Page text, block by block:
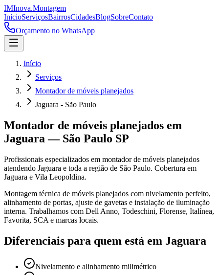
IMInova.Montagem
InícioServiçosBairrosCidadesBlogSobreContato
Orçamento no WhatsApp
Início
Serviços
Montador de móveis planejados
Jaguara - São Paulo
Montador de móveis planejados em
Jaguara — São Paulo SP
Profissionais especializados em montador de móveis planejados
atendendo Jaguara e toda a região de São Paulo. Cobertura em
Jaguara e Vila Leopoldina.
Montagem técnica de móveis planejados com nivelamento perfeito,
alinhamento de portas, ajuste de gavetas e instalação de iluminação
interna. Trabalhamos com Dell Anno, Todeschini, Florense, Italínea,
Favorita, SCA e marcas locais.
Diferenciais para quem está em Jaguara
Nivelamento e alinhamento milimétrico